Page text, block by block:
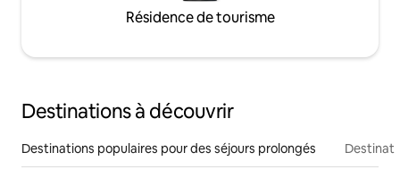
Résidence de tourisme
Destinations à découvrir
Destinations populaires pour des séjours prolongés